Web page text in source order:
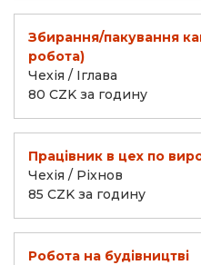
Збирання/пакування
робота)
Чехія / Іглава
80 CZK за годину
Працівник в цех по
Чехія / Ріхнов
85 CZK за годину
Робота на будівництві